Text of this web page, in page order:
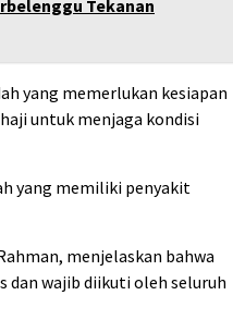
Tekanan
yang memerlukan kesiapan
untuk menjaga kondisi
yang memiliki penyakit
menjelaskan bahwa
dan wajib diikuti oleh seluruh